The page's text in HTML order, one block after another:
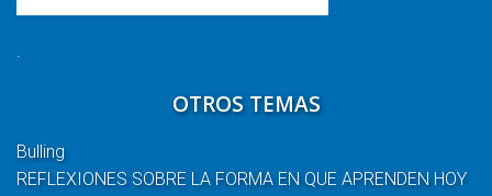
.
OTROS TEMAS
Bulling
REFLEXIONES SOBRE LA FORMA EN QUE APRENDEN HOY